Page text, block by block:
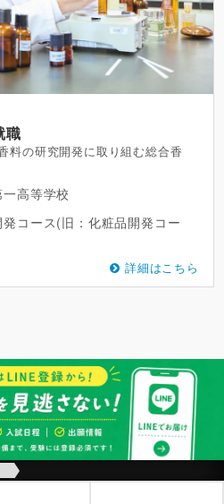
職
料の研究開発に取り組む総合香
高等学校
コース(旧：化粧品開発コー
詳細はこちら